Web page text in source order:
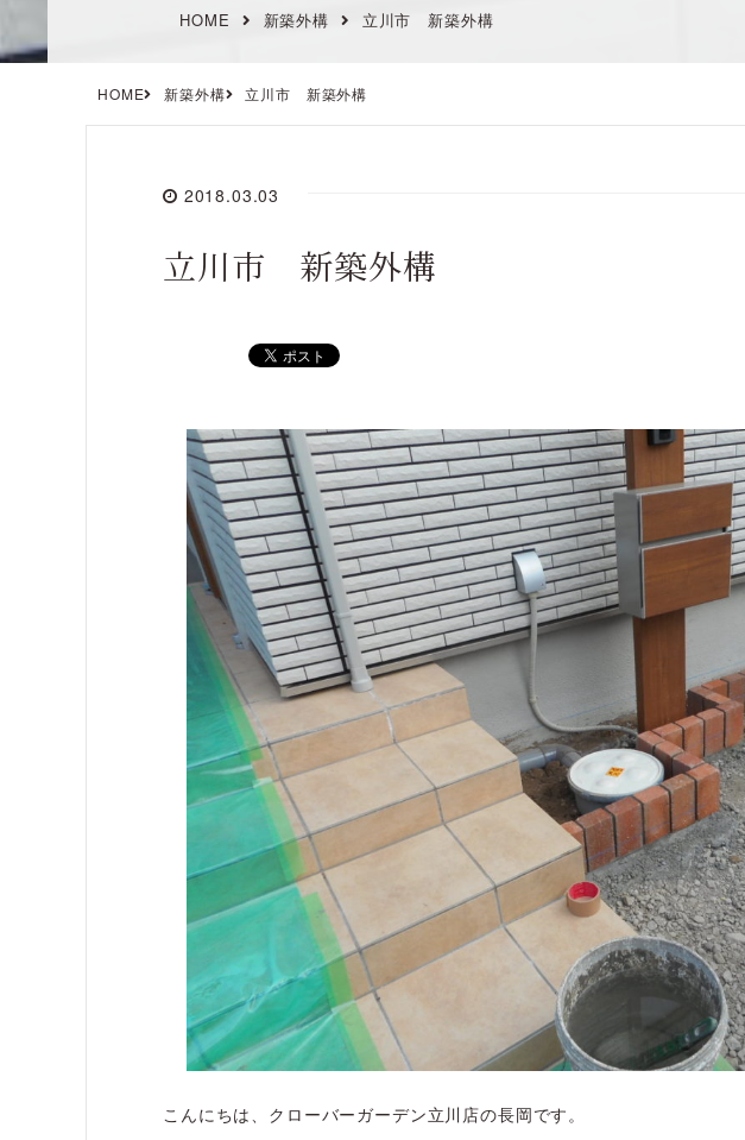
HOME 新築外構 立川市 新築外構
HOME 新築外構 立川市 新築外構
2018.03.03
立川市 新築外構
こんにちは、クローバーガーデン立川店の長岡です。